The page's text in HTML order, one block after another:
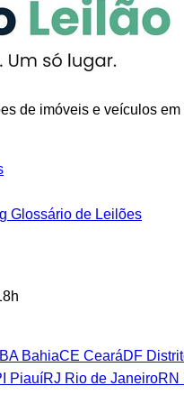
de imóveis e veículos em
Glossário de Leilões
BABahiaCE CearáDF
PiauíRJ Rio de JaneiroRN